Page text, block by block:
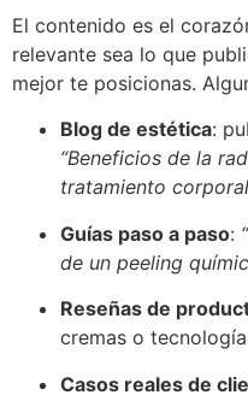
El contenido es el
relevante sea lo que
mejor te posicionas.
Blog de estética:
“Beneficios de la
tratamiento
Guías paso a paso:
de un peeling
Reseñas de
cremas o
Casos reales de